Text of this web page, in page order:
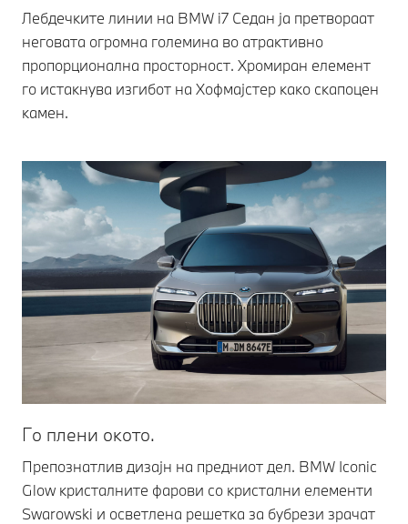
Лебдечките линии на BMW i7 Седан ја претвораат
неговата огромна големина во атрактивно
пропорционална просторност. Хромиран елемент
го истакнува изгибот на Хофмајстер како скапоцен
камен.
Го плени окото.
Препознатлив дизајн на предниот дел. BMW Iconic
Glow кристалните фарови со кристални елементи
Swarowski и осветлена решетка за бубрези зрачат